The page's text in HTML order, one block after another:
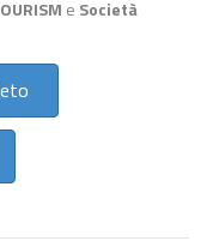
e Società